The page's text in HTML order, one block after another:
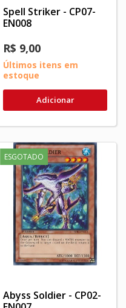
Spell Striker - CP07-
EN008
R$ 9,00
Últimos itens em
estoque
Adicionar
ESGOTADO
Abyss Soldier - CP02-